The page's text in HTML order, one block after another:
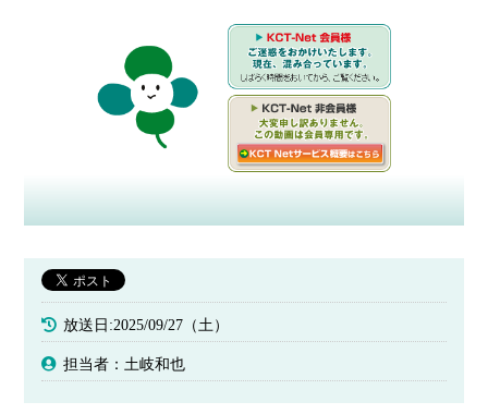
放送日:2025/09/27（土）
担当者：土岐和也